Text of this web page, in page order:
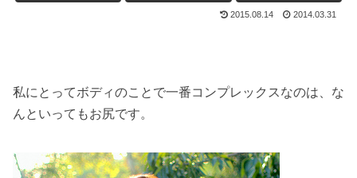
2015.08.14 2014.03.31
私にとってボディのことで一番コンプレックスなのは、な
んといってもお尻です。